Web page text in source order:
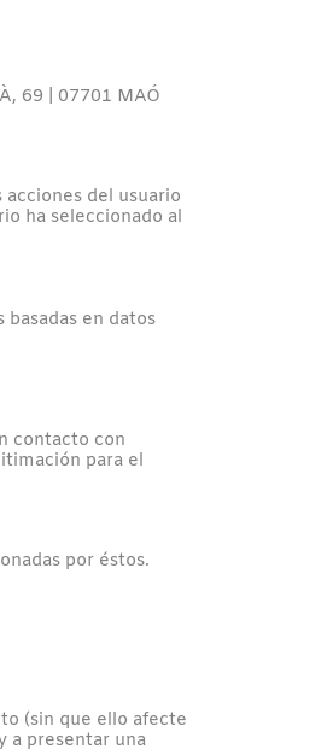
69 | 07701 MAÓ
del usuario
ha seleccionado al
en datos
contacto con
para el
por éstos.
(sin que ello afecte
a presentar una